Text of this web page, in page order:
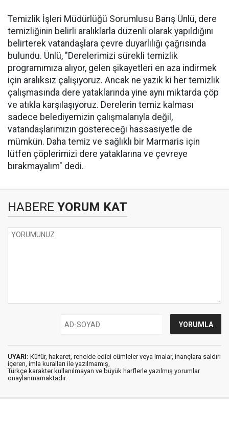
Temizlik İşleri Müdürlüğü Sorumlusu Barış Ünlü, dere
temizliğinin belirli aralıklarla düzenli olarak yapıldığını
belirterek vatandaşlara çevre duyarlılığı çağrısında
bulundu. Ünlü, "Derelerimizi sürekli temizlik
programımıza alıyor, gelen şikayetleri en aza indirmek
için aralıksız çalışıyoruz. Ancak ne yazık ki her temizlik
çalışmasında dere yataklarında yine aynı miktarda çöp
ve atıkla karşılaşıyoruz. Derelerin temiz kalması
sadece belediyemizin çalışmalarıyla değil,
vatandaşlarımızın göstereceği hassasiyetle de
mümkün. Daha temiz ve sağlıklı bir Marmaris için
lütfen çöplerimizi dere yataklarına ve çevreye
bırakmayalım" dedi.
HABERE YORUM KAT
UYARI: Küfür, hakaret, rencide edici cümleler veya imalar, inançlara saldırı
içeren, imla kuralları ile yazılmamış,
Türkçe karakter kullanılmayan ve büyük harflerle yazılmış yorumlar
onaylanmamaktadır.